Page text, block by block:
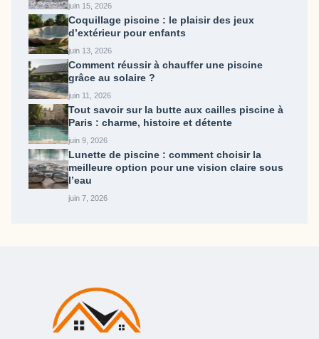
juin 15, 2026
Coquillage piscine : le plaisir des jeux
d’extérieur pour enfants
juin 13, 2026
Comment réussir à chauffer une piscine
grâce au solaire ?
juin 11, 2026
Tout savoir sur la butte aux cailles piscine​ à
Paris : charme, histoire et détente
juin 9, 2026
Lunette de piscine : comment choisir la
meilleure option pour une vision claire sous
l’eau
juin 7, 2026